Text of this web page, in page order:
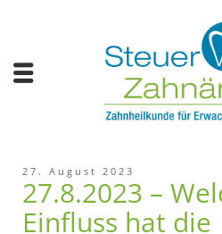
27. August 2023
27.8.2023 –
Einfluss hat die